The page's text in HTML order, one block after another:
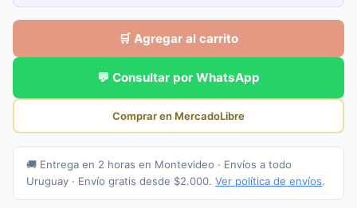
🛒 Agregar al carrito
💬 Consultar por WhatsApp
Comprar en MercadoLibre
🚚 Entrega en 2 horas en Montevideo · Envíos a todo
Uruguay · Envío gratis desde $2.000. Ver política de envíos.